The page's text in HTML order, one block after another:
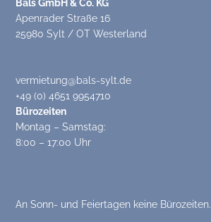
Bals GmbH & Co. KG
Apenrader Straße 16
25980 Sylt / OT Westerland
vermietung@bals-sylt.de
+49 (0) 4651 9954710
Bürozeiten
Montag – Samstag:
8:00 – 17:00 Uhr
An Sonn- und Feiertagen keine Bürozeiten.